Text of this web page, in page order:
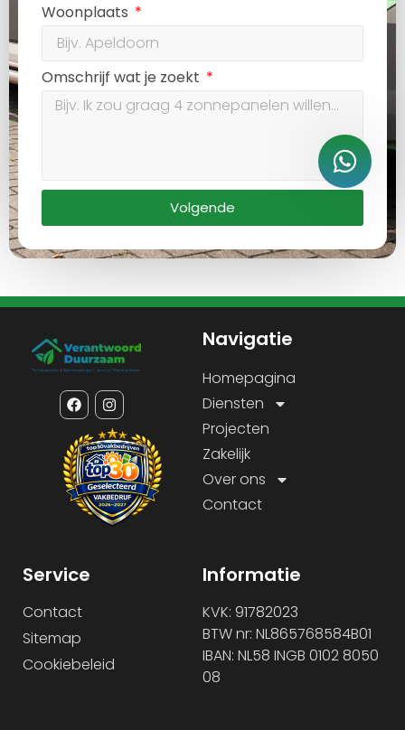
Woonplaats
Omschrijf wat je zoekt
Volgende
Navigatie
Homepagina
Diensten
Projecten
Zakelijk
Over ons
Contact
Service
Contact
Sitemap
Cookiebeleid
Informatie
KVK: 91782023
BTW nr: NL865768584B01
IBAN: NL58 INGB 0102 8050
08